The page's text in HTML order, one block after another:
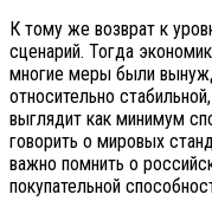
К тому же возврат к
сценарий. Тогда
многие меры были
относительно
выглядит как минимум
говорить о мировых
важно помнить о
покупательной